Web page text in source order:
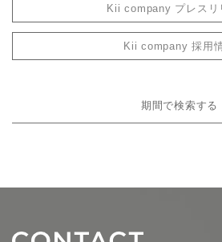
Kii company プレスリ
Kii company 採用
期間で検索する